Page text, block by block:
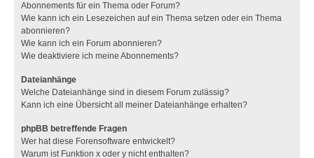
Abonnements für ein Thema oder Forum?
Wie kann ich ein Lesezeichen auf ein Thema setzen oder ein Thema
abonnieren?
Wie kann ich ein Forum abonnieren?
Wie deaktiviere ich meine Abonnements?
Dateianhänge
Welche Dateianhänge sind in diesem Forum zulässig?
Kann ich eine Übersicht all meiner Dateianhänge erhalten?
phpBB betreffende Fragen
Wer hat diese Forensoftware entwickelt?
Warum ist Funktion x oder y nicht enthalten?